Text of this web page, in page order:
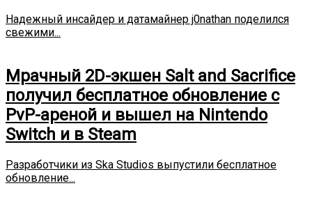
Надежный инсайдер и датамайнер j0nathan поделился
свежими...
Мрачный 2D-экшен Salt and Sacrifice
получил бесплатное обновление с
PvP-ареной и вышел на Nintendo
Switch и в Steam
Разработчики из Ska Studios выпустили бесплатное
обновление...